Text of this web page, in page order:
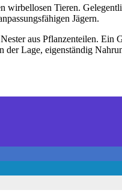
Tieren.
Jägern.
aus Pflanzenteilen.
Lage, eigenständig